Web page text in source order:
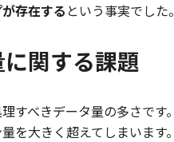
存在する という事実でした。
関する課題
すべきデータ量の多さで
を大きく超えてしまいま